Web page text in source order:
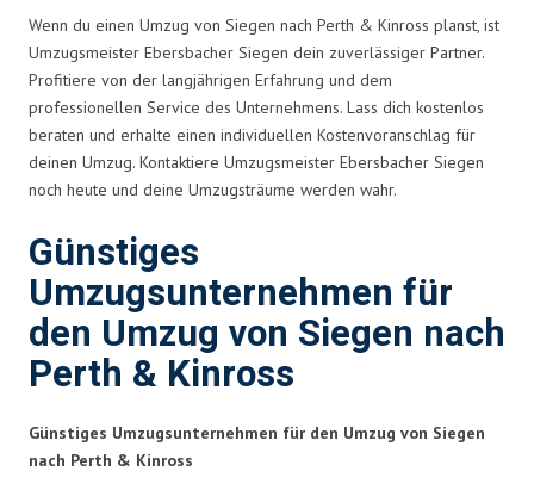
Wenn du einen Umzug von Siegen nach Perth & Kinross planst, ist
Umzugsmeister Ebersbacher Siegen dein zuverlässiger Partner.
Profitiere von der langjährigen Erfahrung und dem
professionellen Service des Unternehmens. Lass dich kostenlos
beraten und erhalte einen individuellen Kostenvoranschlag für
deinen Umzug. Kontaktiere Umzugsmeister Ebersbacher Siegen
noch heute und deine Umzugsträume werden wahr.
Günstiges
Umzugsunternehmen für
den Umzug von Siegen nach
Perth & Kinross
Günstiges Umzugsunternehmen für den Umzug von Siegen
nach Perth & Kinross